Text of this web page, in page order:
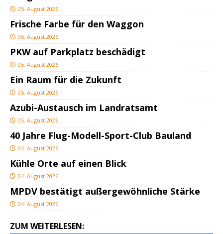
05. August 2026
Frische Farbe für den Waggon
05. August 2026
PKW auf Parkplatz beschädigt
05. August 2026
Ein Raum für die Zukunft
05. August 2026
Azubi-Austausch im Landratsamt
05. August 2026
40 Jahre Flug-Modell-Sport-Club Bauland
04. August 2026
Kühle Orte auf einen Blick
04. August 2026
MPDV bestätigt außergewöhnliche Stärke
04. August 2026
ZUM WEITERLESEN: